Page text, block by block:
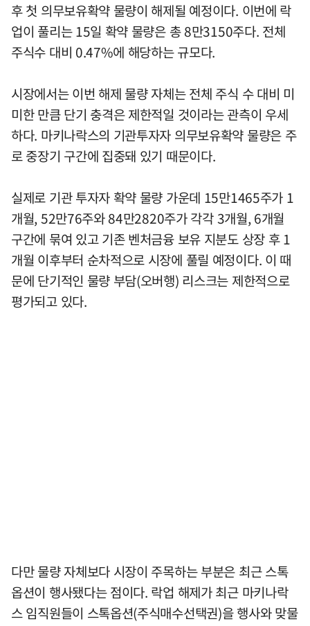
후 첫 의무보유확약 물량이 해제될 예정이다. 이번에 락
업이 풀리는 15일 확약 물량은 총 8만3150주다. 전체
주식수 대비 0.47%에 해당하는 규모다.
시장에서는 이번 해제 물량 자체는 전체 주식 수 대비 미
미한 만큼 단기 충격은 제한적일 것이라는 관측이 우세
하다. 마키나락스의 기관투자자 의무보유확약 물량은 주
로 중장기 구간에 집중돼 있기 때문이다.
실제로 기관 투자자 확약 물량 가운데 15만1465주가 1
개월, 52만76주와 84만2820주가 각각 3개월, 6개월
구간에 묶여 있고 기존 벤처금융 보유 지분도 상장 후 1
개월 이후부터 순차적으로 시장에 풀릴 예정이다. 이 때
문에 단기적인 물량 부담(오버행) 리스크는 제한적으로
평가되고 있다.
다만 물량 자체보다 시장이 주목하는 부분은 최근 스톡
옵션이 행사됐다는 점이다. 락업 해제가 최근 마키나락
스 임직원들이 스톡옵션(주식매수선택권)을 행사와 맞물